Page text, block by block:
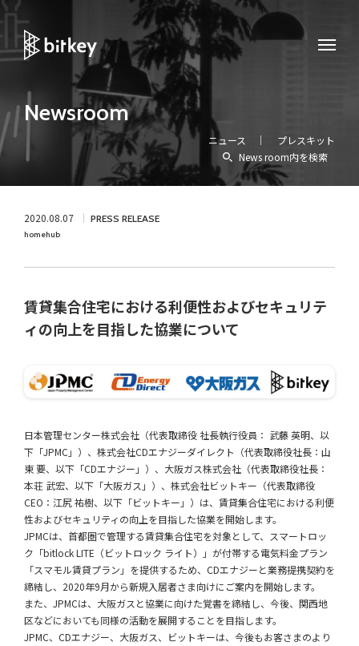
Newsroom
ニュース
プレスキット
News room内を検索
2020.08.07 PRESS RELEASE
homehub
賃貸集合住宅における利便性およびセキュリテ
ィの向上を目指した協業について
日本管理センター株式会社（代表取締役 社長執行役員： 武藤 英明、以
下「JPMC」）、株式会社CDエナジーダイレクト（代表取締役社長：山
東 要、以下「CDエナジー」）、大阪ガス株式会社（代表取締役社長：
本荘 武宏、以下「大阪ガス」）、株式会社ビットキー（代表取締役
CEO：江尻 祐樹、以下「ビットキー」）は、賃貸集合住宅における利便
性およびセキュリティの向上を目指した協業を開始します。
JPMCは、首都圏で管理する賃貸集合住宅を対象として、スマートロッ
ク「bitlock LITE（ビットロック ライト）」が付帯する電気料金プラン
「スマモル賃貸プラン」を提供するため、CDエナジーと業務提携契約を
締結し、2020年9月から新規入居者さま向けにご案内を開始します。
また、JPMCは、大阪ガスと協業に向けた覚書を締結し、今後、関西地
区などにおいても同様の活動を展開することを目指します。
JPMC、CDエナジー、大阪ガス、ビットキーは、今後もお客さまのより